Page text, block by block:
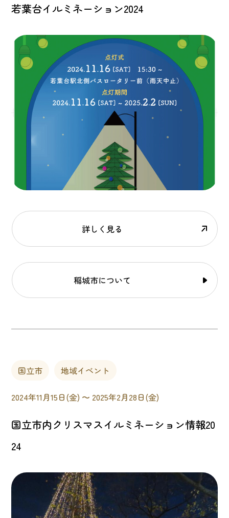
若葉台イルミネーション2024
詳しく見る
稲城市について
国立市 地域イベント
2024年11月15日(金) 〜 2025年2月28日(金)
国立市内クリスマスイルミネーション情報20
24